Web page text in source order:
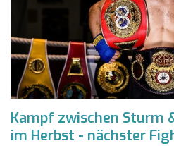
Kampf zwischen Sturm
im Herbst - nächster